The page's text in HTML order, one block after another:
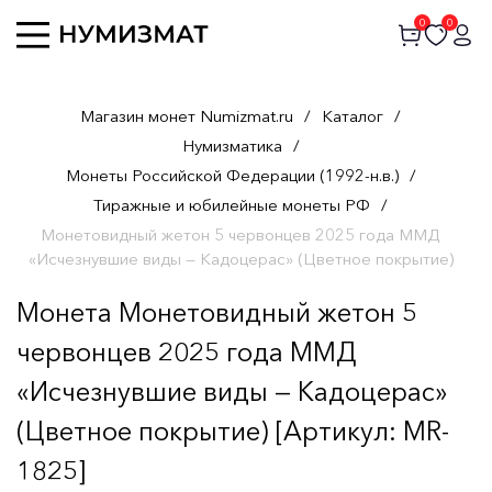
0 0
Магазин монет Numizmat.ru / Каталог /
Нумизматика /
Монеты Российской Федерации (1992-н.в.) /
Тиражные и юбилейные монеты РФ /
Монетовидный жетон 5 червонцев 2025 года ММД
«Исчезнувшие виды — Кадоцерас» (Цветное покрытие)
Монета Монетовидный жетон 5
червонцев 2025 года ММД
«Исчезнувшие виды — Кадоцерас»
(Цветное покрытие) [Артикул: MR-
1825]